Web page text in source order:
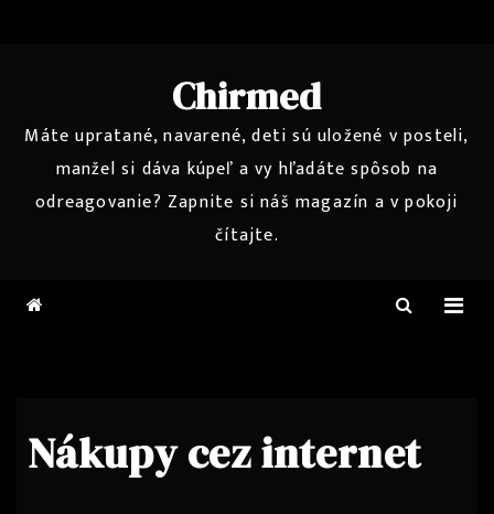
Chirmed
Máte upratané, navarené, deti sú uložené v posteli,
manžel si dáva kúpeľ a vy hľadáte spôsob na
odreagovanie? Zapnite si náš magazín a v pokoji
čítajte.
Nákupy cez internet